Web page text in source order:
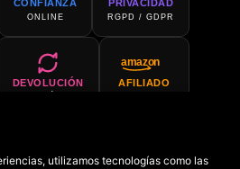
utilizamos tecnologías como las
CONFIANZA
ONLINE
PRIVACIDAD
RGPD / GDPR
DEVOLUCIÓN
amazon
AFILIADO
24H COMPRA EN